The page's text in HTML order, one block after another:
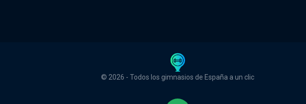
© 2026 - Todos los gimnasios de España a un clic